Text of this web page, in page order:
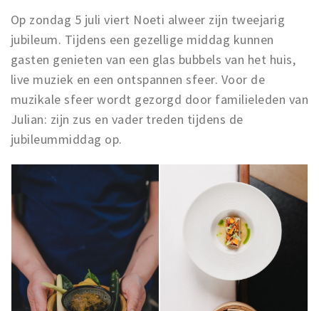
Op zondag 5 juli viert Noeti alweer zijn tweejarig
jubileum. Tijdens een gezellige middag kunnen
gasten genieten van een glas bubbels van het huis,
live muziek en een ontspannen sfeer. Voor de
muzikale sfeer wordt gezorgd door familieleden van
Julian: zijn zus en vader treden tijdens de
jubileummiddag op.